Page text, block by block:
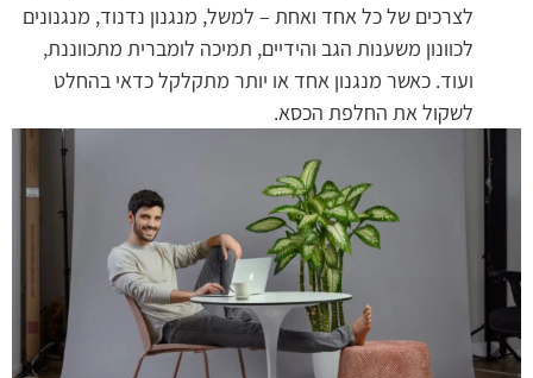
לצרכים של כל אחד ואחת – למשל, מנגנון נדנוד, מנגנונים
לכוונון משענות הגב והידיים, תמיכה לומברית מתכווננת,
ועוד. כאשר מנגנון אחד או יותר מתקלקל כדאי בהחלט
לשקול את החלפת הכסא.